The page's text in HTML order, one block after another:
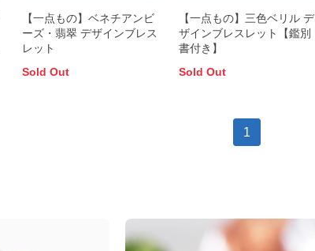
【一点もの】ベネチアンビ
ーズ・翡翠 デザインブレス
レット
Sold Out
【一点もの】三色ベリル デ
ザインブレスレット【鑑別
書付き】
Sold Out
1